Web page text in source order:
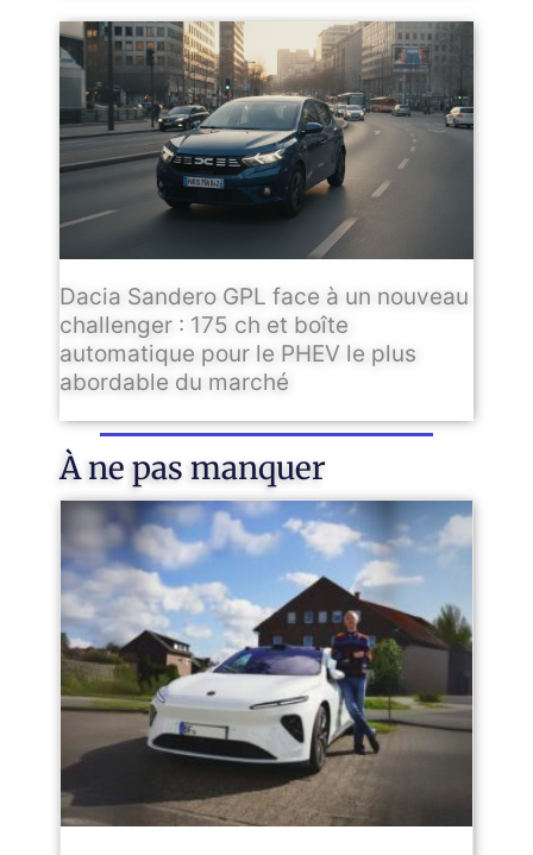
Dacia Sandero GPL face à un nouveau
challenger : 175 ch et boîte
automatique pour le PHEV le plus
abordable du marché
À ne pas manquer